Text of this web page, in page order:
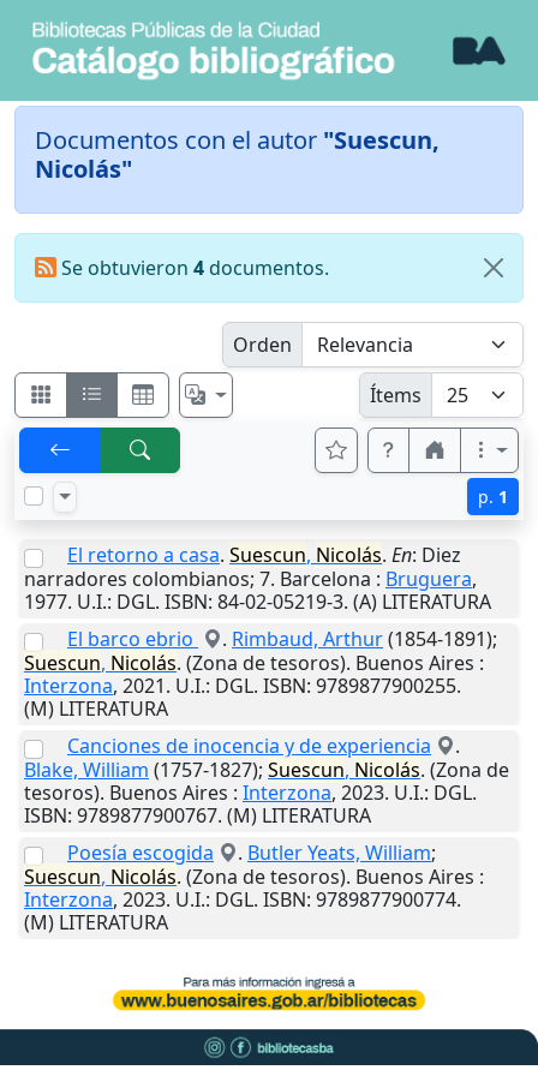
Documentos con el autor "Suescun,
Nicolás"
Se obtuvieron 4documentos.
Orden
Ítems
p. 1
El retorno a casa. Suescun, Nicolás. En: Diez
narradores colombianos; 7. Barcelona : Bruguera,
1977. U.I.: DGL. ISBN: 84-02-05219-3. (A) LITERATURA
El barco ebrio
. Rimbaud, Arthur(1854-1891);
Suescun, Nicolás. (Zona de tesoros). Buenos Aires :
Interzona, 2021. U.I.: DGL. ISBN: 9789877900255.
(M) LITERATURA
Canciones de inocencia y de experiencia
.
Blake, William (1757-1827); Suescun, Nicolás. (Zona de
tesoros). Buenos Aires : Interzona, 2023. U.I.: DGL.
ISBN: 9789877900767. (M) LITERATURA
Poesía escogida
. Butler Yeats, William;
Suescun, Nicolás. (Zona de tesoros). Buenos Aires :
Interzona, 2023. U.I.: DGL. ISBN: 9789877900774.
(M) LITERATURA